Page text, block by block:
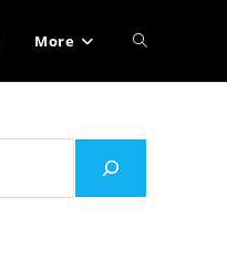
More Toggle
search